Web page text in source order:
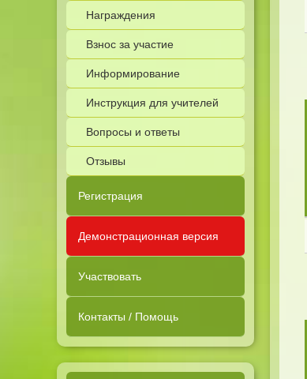
Награждения
Взнос за участие
Информирование
Инструкция для учителей
Вопросы и ответы
Отзывы
Регистрация
Демонстрационная версия
Участвовать
Контакты / Помощь